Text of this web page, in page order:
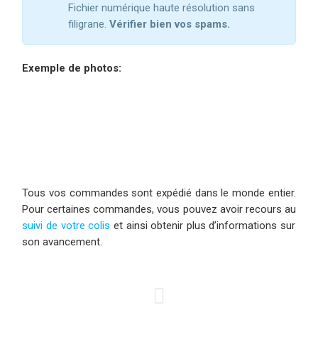
Fichier numérique haute résolution sans
filigrane.Vérifier bien vos spams.
Exemple de photos:
Tous vos commandes sont expédié dans le monde entier.
Pour certaines commandes, vous pouvez avoir recours au
suivi de votre colis et ainsi obtenir plus d’informations sur
son avancement.